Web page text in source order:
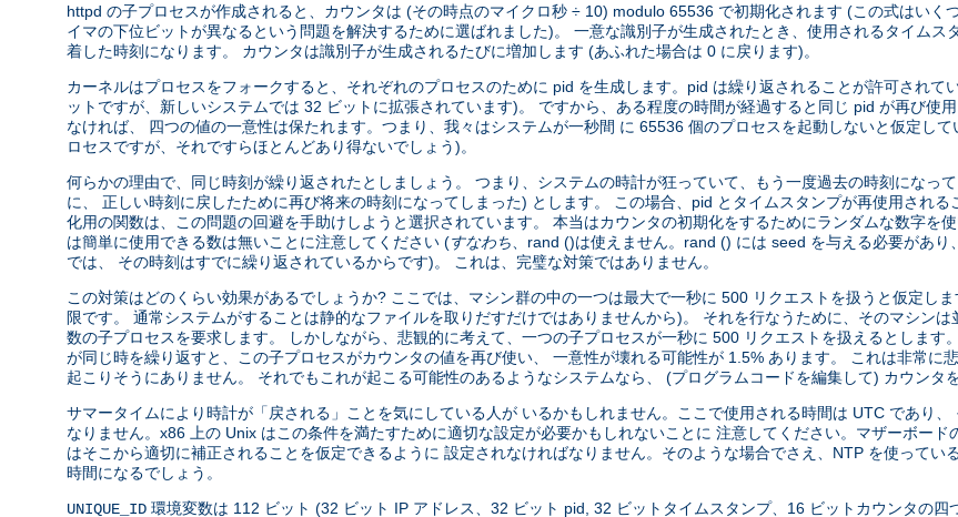
httpd の子プロセスが作成されると、カウンタは (その時点のマイクロ秒 ÷ 10) modulo 65536 で初期化されます (この式はいく
イマの下位ビットが異なるという問題を解決するために選ばれました)。 一意な識別子が生成されたとき、使用されるタイムス
着した時刻になります。 カウンタは識別子が生成されるたびに増加します (あふれた場合は 0 に戻ります)。
カーネルはプロセスをフォークすると、それぞれのプロセスのために pid を生成します。pid は繰り返されることが許可されて
ットですが、新しいシステムでは 32 ビットに拡張されています)。 ですから、ある程度の時間が経過すると同じ pid が再び使
なければ、 四つの値の一意性は保たれます。つまり、我々はシステムが一秒間 に 65536 個のプロセスを起動しないと仮定し
ロセスですが、それですらほとんどあり得ないでしょう)。
何らかの理由で、同じ時刻が繰り返されたとしましょう。 つまり、システムの時計が狂っていて、もう一度過去の時刻になっ
に、 正しい時刻に戻したために再び将来の時刻になってしまった) とします。 この場合、pid とタイムスタンプが再使用され
化用の関数は、この問題の回避を手助けしようと選択されています。 本当はカウンタの初期化をするためにランダムな数字を
は簡単に使用できる数は無いことに注意してください (すなわち 、rand ()は使えません。rand () には seed を与える必要があ
では、 その時刻はすでに繰り返されているからです)。 これは、完璧な対策ではありません。
この対策はどのくらい効果があるでしょうか? ここでは、マシン群の中の一つは最大で一秒に 500 リクエストを扱うと仮定し
限です。 通常システムがすることは静的なファイルを取りだすだけではありませんから)。 それを行なうために、そのマシン
数の子プロセスを要求します。 しかしながら、悲観的に考えて、一つの子プロセスが一秒に 500 リクエストを扱えるとします
が同じ時を繰り返すと、この子プロセスがカウンタの値を再び使い、 一意性が壊れる可能性が 1.5% あります。 これは非常に
起こりそうにありません。 それでもこれが起こる可能性のあるようなシステムなら、 (プログラムコードを編集して) カウンタ
サマータイムにより時計が「戻される」ことを気にしている人が いるかもしれません。ここで使用される時間は UTC であり
なりません。x86 上の Unix はこの条件を満たすために適切な設定が必要かもしれないことに 注意してください。マザーボード
はそこから適切に補正されることを仮定できるように 設定されなければなりません。そのような場合でさえ、NTP を使ってい
時間になるでしょう。
UNIQUE_ID 環境変数は 112 ビット (32 ビット IP アドレス、32 ビット pid, 32 ビットタイムスタンプ、16 ビットカウンタの四